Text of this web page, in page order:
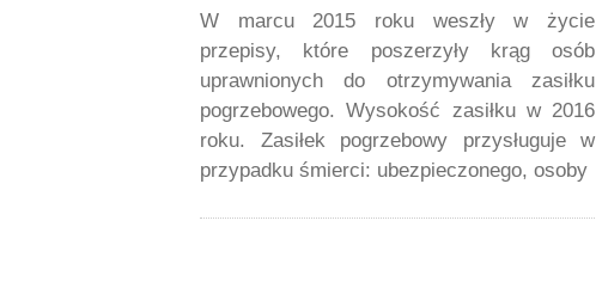
W marcu 2015 roku weszły w życie
przepisy, które poszerzyły krąg osób
uprawnionych do otrzymywania zasiłku
pogrzebowego. Wysokość zasiłku w 2016
roku. Zasiłek pogrzebowy przysługuje w
przypadku śmierci: ubezpieczonego, osoby